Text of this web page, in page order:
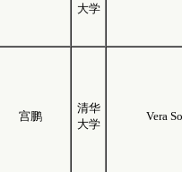
大学
宫鹏
清华
大学
Vera